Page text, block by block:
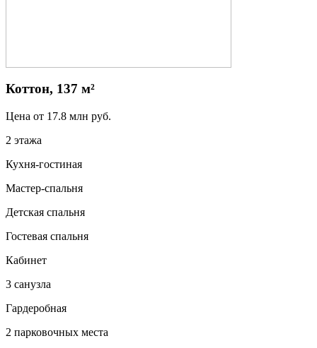
Коттон, 137 м²
Цена от 17.8 млн руб.
2 этажа
Кухня-гостиная
Мастер-спальня
Детская спальня
Гостевая спальня
Кабинет
3 санузла
Гардеробная
2 парковочных места